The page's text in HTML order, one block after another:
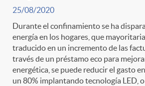
25/08/2020
Durante el confinamiento se ha
energía en los hogares, que
traducido en un incremento de las
través de un préstamo eco para
energética, se puede reducir el gasto
un 80% implantando tecnología LED,